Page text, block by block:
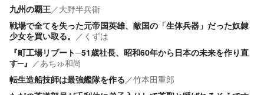
九州の覇王／大野半兵衛
戦場で全てを失った元帝国英雄、敵国の「生体兵器」だった奴隷
少女を買い取る。 ／ くずは
『町工場リブート─51歳社長、昭和60年から日本の未来を作り直
す─』 ／あちゅ和尚
転生造船技師は最強艦隊を作る／竹本田重郎